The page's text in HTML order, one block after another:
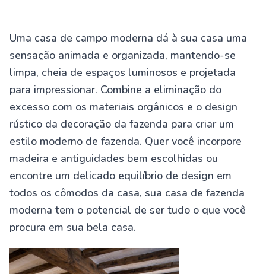
Uma casa de campo moderna dá à sua casa uma
sensação animada e organizada, mantendo-se
limpa, cheia de espaços luminosos e projetada
para impressionar. Combine a eliminação do
excesso com os materiais orgânicos e o design
rústico da decoração da fazenda para criar um
estilo moderno de fazenda. Quer você incorpore
madeira e antiguidades bem escolhidas ou
encontre um delicado equilíbrio de design em
todos os cômodos da casa, sua casa de fazenda
moderna tem o potencial de ser tudo o que você
procura em sua bela casa.